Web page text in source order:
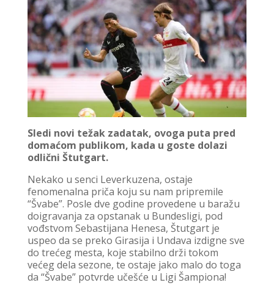
Sledi novi težak zadatak, ovoga puta pred
domaćom publikom, kada u goste dolazi
odlični Štutgart.
Nekako u senci Leverkuzena, ostaje
fenomenalna priča koju su nam pripremile
“Švabe”. Posle dve godine provedene u baražu
doigravanja za opstanak u Bundesligi, pod
vođstvom Sebastijana Henesa, Štutgart je
uspeo da se preko Girasija i Undava izdigne sve
do trećeg mesta, koje stabilno drži tokom
većeg dela sezone, te ostaje jako malo do toga
da “Švabe” potvrde učešće u Ligi Šampiona!